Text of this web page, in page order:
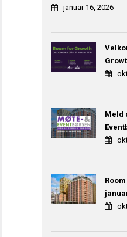
januar 16, 2026
Meld